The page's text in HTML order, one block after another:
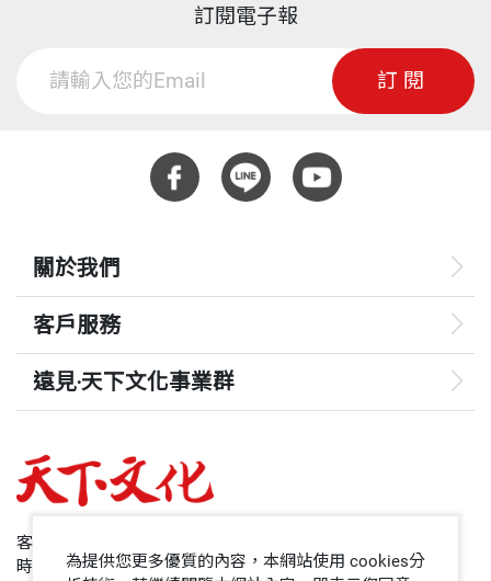
訂閱電子報
訂閱
關於我們
客戶服務
遠見‧天下文化事業群
哈佛商業評論
客服專線：+886 2 2662-0012
時間：週一~週五9:00~12:30;13:30~17:00
為提供您更多優質的內容，本網站使用 cookies分